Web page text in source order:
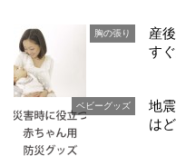
胸の張り
産
す
ベビーグッズ
地
は